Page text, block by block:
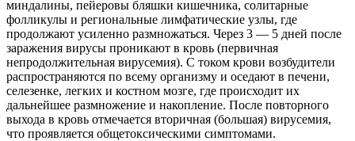
миндалины, пейеровы бляшки кишечника, солитарные
фолликулы и региональные лимфатические узлы, где
продолжают усиленно размножаться. Через 3 — 5 дней после
заражения вирусы проникают в кровь (первичная
непродолжительная вирусемия). С током крови возбудители
распространяются по всему организму и оседают в печени,
селезенке, легких и костном мозге, где происходит их
дальнейшее размножение и накопление. После повторного
выхода в кровь отмечается вторичная (большая) вирусемия,
что проявляется общетоксическими симптомами.